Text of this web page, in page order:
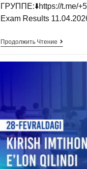
ГРУППЕ:⬇️https://t.me/
Exam Results
Продолжить Чтение